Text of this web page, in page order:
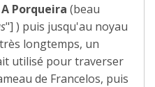
A Porqueira (beau
"] ) puis jusqu'au noyau
longtemps, un
utilisé pour traverser
de Francelos, puis